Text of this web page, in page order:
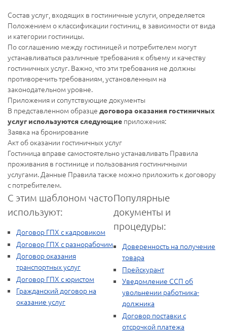
Состав услуг, входящих в гостиничные услуги, определяется
Положением о классификации гостиниц, в зависимости от вида
и категории гостиницы.
По соглашению между гостиницей и потребителем могут
устанавливаться различные требования к объему и качеству
гостиничных услуг. Важно, что эти требования не должны
противоречить требованиям, установленным на
законодательном уровне.
Приложения и сопутствующие документы
В представленном образце договора оказания гостиничных
услуг используются следующие приложения:
Заявка на бронирование
Акт об оказании гостиничных услуг
Гостиница вправе самостоятельно устанавливать Правила
проживания в гостинице и пользования гостиничными
услугами. Данные Правила также можно приложить к договору
с потребителем.
С этим шаблоном часто
используют:
Договор ГПХ с кадровиком
Договор ГПХ с разнорабочим
Договор оказания
транспортных услуг
Договор ГПХ с юристом
Гражданский договор на
оказание услуг
Популярные
документы и
процедуры:
Доверенность на получение
товара
Прейскурант
Уведомление ССП об
увольнении работника-
должника
Договор поставки с
отсрочкой платежа